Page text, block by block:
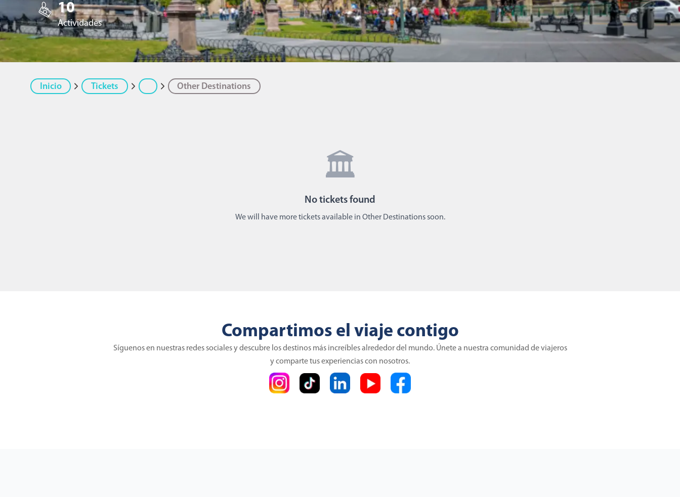
10
Actividades
Inicio Tickets Other Destinations
🏛️
No tickets found
We will have more tickets available in Other Destinations soon.
Compartimos el viaje contigo
Síguenos en nuestras redes sociales y descubre los destinos más increíbles alrededor del mundo. Únete a nuestra comunidad de viajeros
y comparte tus experiencias con nosotros.